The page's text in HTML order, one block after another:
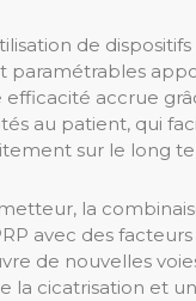
de
paramétrables
accrue
au patient, qui
sur le long
la
avec des
de nouvelles
la cicatrisation et